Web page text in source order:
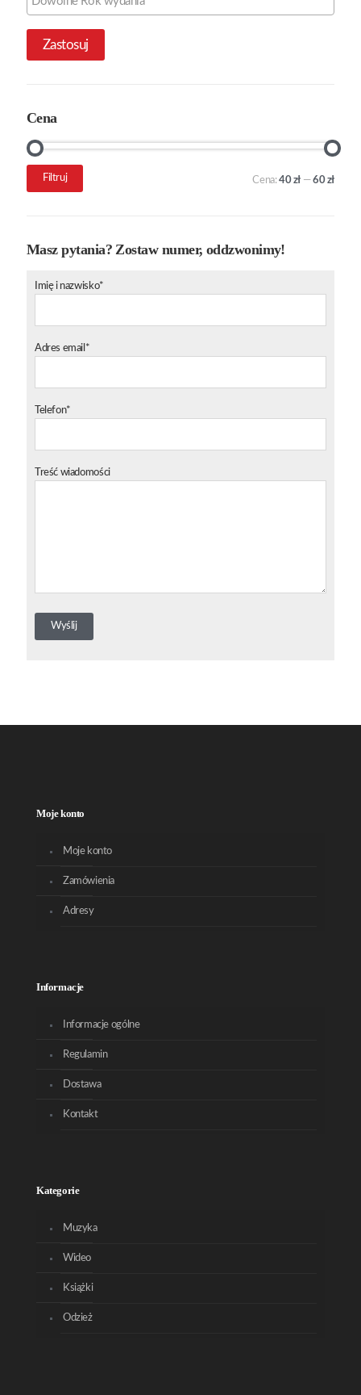
Zastosuj
Cena
Cena
Cena
Filtruj Cena:40 zł —60 zł
Masz pytania? Zostaw numer, oddzwonimy!
Imię i nazwisko*
Adres email*
Telefon*
Treść wiadomości
Moje konto
Moje konto
Zamówienia
Adresy
Informacje
Informacje ogólne
Regulamin
Dostawa
Kontakt
Kategorie
Muzyka
Wideo
Książki
Odzież